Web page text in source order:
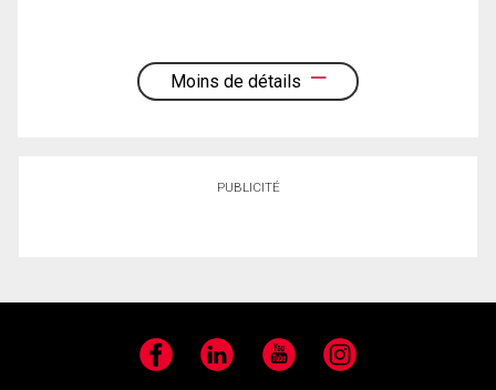
Moins de détails
PUBLICITÉ
Facebook LinkedIn YouTube Instagram